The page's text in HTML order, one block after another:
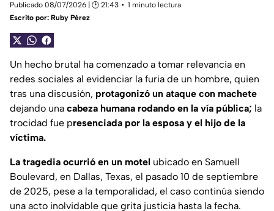
Publicado 08/07/2026 | 🕑 21:43
1 minuto lectura
Escrito por: Ruby Pérez
Un hecho brutal ha comenzado a tomar relevancia en
redes sociales al evidenciar la furia de un hombre, quien
tras una discusión, protagonizó un ataque con machete
dejando una cabeza humana rodando en la vía pública; la
trocidad fue presenciada por la esposa y el hijo de la
víctima.
La tragedia ocurrió en un motel ubicado en Samuell
Boulevard, en Dallas, Texas, el pasado 10 de septiembre
de 2025, pese a la temporalidad, el caso continúa siendo
una acto inolvidable que grita justicia hasta la fecha.